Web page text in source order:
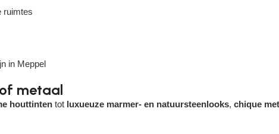
ruimtes
in Meppel
metaal
houttinten tot luxueuze marmer- en natuursteenlooks, chique